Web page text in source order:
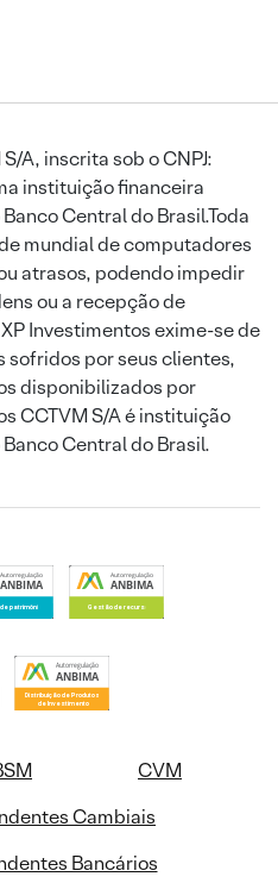
A, inscrita sob o CNPJ:
instituição financeira
Central do Brasil.Toda
mundial de computadores
atrasos, podendo impedir
ou a recepção de
Investimentos exime-se de
por seus clientes,
disponibilizados por
CCTVM S/A é instituição
Central do Brasil.
CVM
Cambiais
Bancários